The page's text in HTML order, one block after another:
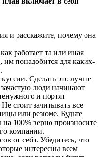
и расскажите, почему она
работает та или иная
им понадобится для каких-
Сделать это лучше
люди начинают
и портят
стоит зачитывать все
или резюме. Будьте
100% верно произносите
компании.
от себя. Убедитесь, что
интересны всем